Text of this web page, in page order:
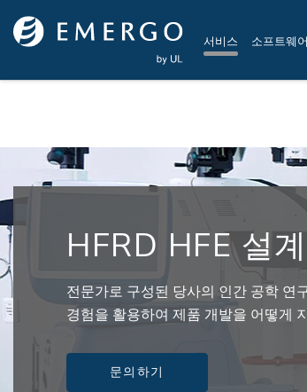
Skip to main content
서비스 소프트웨어
HFRD HFE 설
전문가로 구성된 당사의 인간 공학 연
경험을 활용하여 제품 개발을 어떻게
문의하기